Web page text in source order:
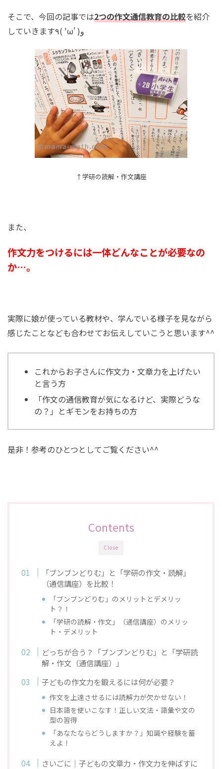
そこで、今回の記事では2つの作文通信教育の比較を紹介
していきます٩( 'ω' )و
↑学研の読解・作文講座
また、
作文力をつけるには一体どんなことが必要なの
か…。
実際に娘が使っている教材や、学んでいる様子を見ながら
感じたことなども合わせてお伝えしていこうと思います^^
これからお子さんに作文力・文章力を上げたい
と言う方
「作文の通信教育が気になるけど、実際どうな
の？」とギモンをお持ちの方
是非！参考のひとつとしてご覧ください^^
Close
Contents
「ブンブンどりむ」と「学研の作文・読解」
（通信講座）を比較！
「ブンブンどりむ」のメリットとデメリッ
ト？！
「学研の読解・作文」（通信講座）のメリッ
ト・デメリット
どっちが合う？「ブンブンどりむ」と「学研読
解・作文（通信講座）」
子どもの作文力を鍛えるには何が必要？
作文を上達させるには読解力が欠かせない！
日本語を使いこなす！正しい文法・語彙や文の
型の習得
「あなたならどうしますか？」知識や経験を蓄
えよ！
さいごに｜子どもの文章力・作文力を伸ばすに